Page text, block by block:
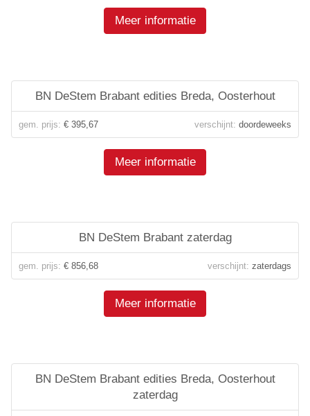
Meer informatie
BN DeStem Brabant edities Breda, Oosterhout
gem. prijs: € 395,67 verschijnt: doordeweeks
Meer informatie
BN DeStem Brabant zaterdag
gem. prijs: € 856,68 verschijnt: zaterdags
Meer informatie
BN DeStem Brabant edities Breda, Oosterhout
zaterdag